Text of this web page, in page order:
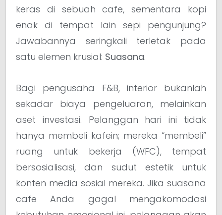
keras di sebuah cafe, sementara kopi
enak di tempat lain sepi pengunjung?
Jawabannya seringkali terletak pada
satu elemen krusial: Suasana.
Bagi pengusaha F&B, interior bukanlah
sekadar biaya pengeluaran, melainkan
aset investasi. Pelanggan hari ini tidak
hanya membeli kafein; mereka “membeli”
ruang untuk bekerja (WFC), tempat
bersosialisasi, dan sudut estetik untuk
konten media sosial mereka. Jika suasana
cafe Anda gagal mengakomodasi